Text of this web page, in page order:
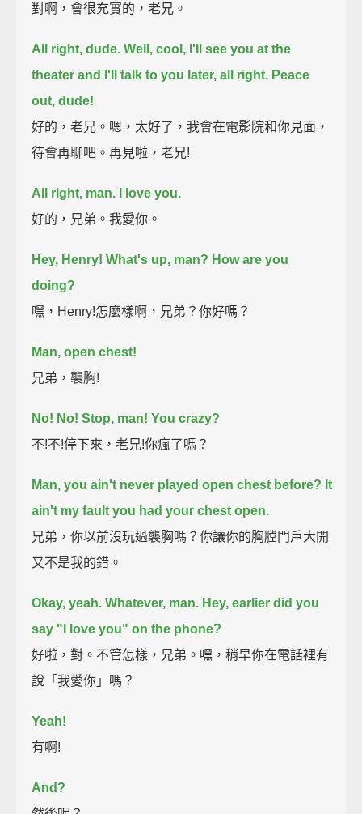
對啊，會很充實的，老兄。
All right, dude. Well, cool, I'll see you at the
theater and I'll talk to you later, all right. Peace
out, dude!
好的，老兄。嗯，太好了，我會在電影院和你見面，
待會再聊吧。再見啦，老兄!
All right, man. I love you.
好的，兄弟。我愛你。
Hey, Henry! What's up, man? How are you
doing?
嘿，Henry!怎麼樣啊，兄弟？你好嗎？
Man, open chest!
兄弟，襲胸!
No! No! Stop, man! You crazy?
不!不!停下來，老兄!你瘋了嗎？
Man, you ain't never played open chest before? It
ain't my fault you had your chest open.
兄弟，你以前沒玩過襲胸嗎？你讓你的胸膛門戶大開
又不是我的錯。
Okay, yeah. Whatever, man. Hey, earlier did you
say "I love you" on the phone?
好啦，對。不管怎樣，兄弟。嘿，稍早你在電話裡有
說「我愛你」嗎？
Yeah!
有啊!
And?